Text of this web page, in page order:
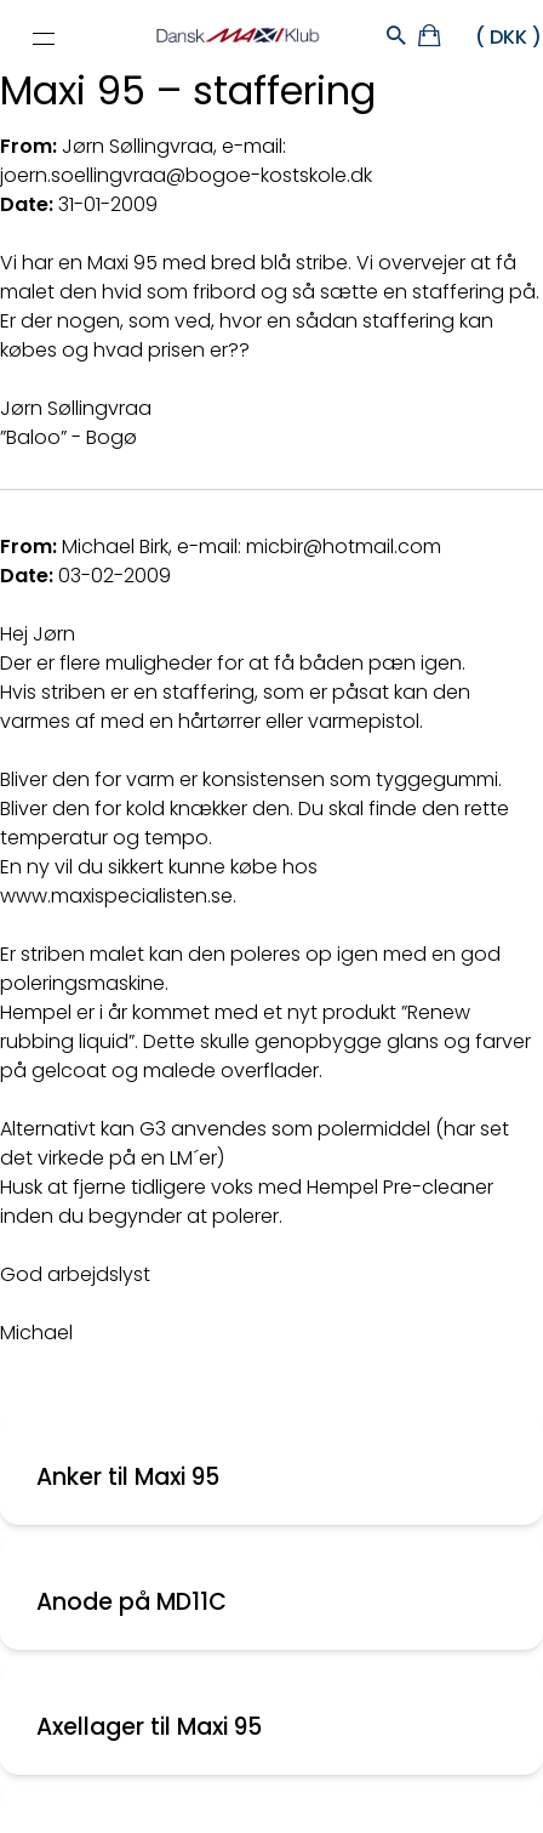
Maxi 95 – staffering
From: Jørn Søllingvraa, e-mail:
joern.soellingvraa@bogoe-kostskole.dk
Date:31-01-2009
Vi har en Maxi 95 med bred blå stribe. Vi overvejer at få
malet den hvid som fribord og så sætte en staffering på.
Er der nogen, som ved, hvor en sådan staffering kan
købes og hvad prisen er??
Jørn Søllingvraa
”Baloo” - Bogø
From:Michael Birk, e-mail: micbir@hotmail.com
Date:03-02-2009
Hej Jørn
Der er flere muligheder for at få båden pæn igen.
Hvis striben er en staffering, som er påsat kan den
varmes af med en hårtørrer eller varmepistol.
Bliver den for varm er konsistensen som tyggegummi.
Bliver den for kold knækker den. Du skal finde den rette
temperatur og tempo.
En ny vil du sikkert kunne købe hos
www.maxispecialisten.se.
Er striben malet kan den poleres op igen med en god
poleringsmaskine.
Hempel er i år kommet med et nyt produkt ”Renew
rubbing liquid”. Dette skulle genopbygge glans og farver
på gelcoat og malede overflader.
Alternativt kan G3 anvendes som polermiddel (har set
det virkede på en LM´er)
Husk at fjerne tidligere voks med Hempel Pre-cleaner
inden du begynder at polerer.
God arbejdslyst
Michael
Anker til Maxi 95
Anode på MD11C
Axellager til Maxi 95